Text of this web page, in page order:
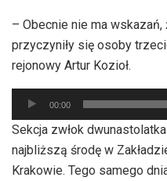
– Obecnie nie ma wskazań,
przyczyniły się osoby
rejonowy Artur Kozioł.
Odtwarzacz
plików
dźwiękowych
00:00
Sekcja zwłok
najbliższą środę w
Krakowie. Tego samego